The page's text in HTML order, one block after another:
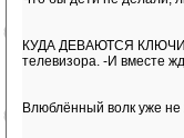
КУДА ДЕВАЮТСЯ
телевизора. -И вместе
Влюблённый волк уже не